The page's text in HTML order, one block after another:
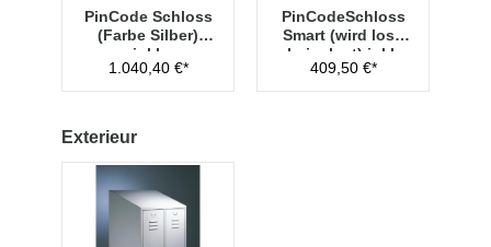
PinCode Schloss
(Farbe Silber)
inkl.
Hauptschlüssel
Typ 1
1.040,40 €*
PinCodeSchloss
Smart (wird lose
beigelegt) inkl.
Managementschl
üssel
409,50 €*
Exterieur